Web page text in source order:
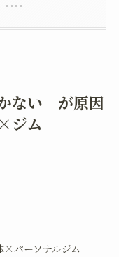
ない」が原因
ジム
×パーソナルジム